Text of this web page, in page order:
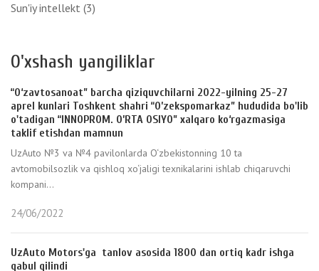
Sun'iy intellekt (3)
O'xshash yangiliklar
“O‘zavtosanoat” barcha qiziquvchilarni 2022-yilning 25-27
aprel kunlari Toshkent shahri “O’zekspomarkaz” hududida bo'lib
o'tadigan “INNOPROM. O’RTA OSIYO” xalqaro ko‘rgazmasiga
taklif etishdan mamnun
UzAuto №3 va №4 pavilonlarda O‘zbekistonning 10 ta
avtomobilsozlik va qishloq xo‘jaligi texnikalarini ishlab chiqaruvchi
kompani...
24/06/2022
UzAuto Motors'ga tanlov asosida 1800 dan ortiq kadr ishga
qabul qilindi